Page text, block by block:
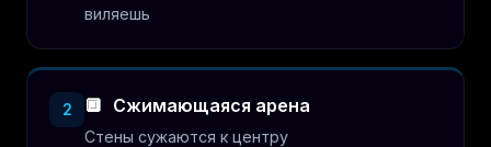
виляешь
2 🔲 Сжимающаяся арена
Стены сужаются к центру